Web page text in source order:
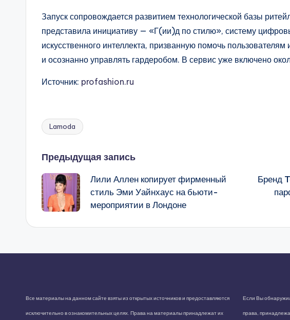
Запуск сопровождается развитием технологической базы
представила инициативу — «Г(ии)д по стилю», систему
искусственного интеллекта, призванную помочь
и осознанно управлять гардеробом. В сервис уже включено
Источник: profashion.ru
Метки:
Lamoda
Навигация
записи
Предыдущая запись
Лили Аллен копирует фирменный
стиль Эми Уайнхаус на бьюти-
мероприятии в Лондоне
Бренд
Все материалы на данном сайте взяты из открытых источников и предоставляются
исключительно в ознакомительных целях. Права на материалы принадлежат их
Если Вы
права,